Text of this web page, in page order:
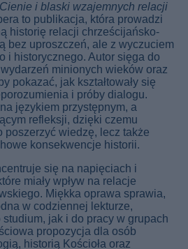
Cienie i blaski wzajemnych relacji
to publikacja, która prowadzi
historię relacji chrześcijańsko-
bez uproszczeń, ale z wyczuciem
i historycznego. Autor sięga do
minionych wieków oraz
pokazać, jak kształtowały się
i próby dialogu.
językiem przystępnym, a
refleksji, dzięki czemu
poszerzyć wiedzę, lecz także
konsekwencje historii.
się na napięciach i
miały wpływ na relacje
Miękka oprawa sprawia,
w codziennej lekturze,
jak i do pracy w grupach
propozycja dla osób
historią Kościoła oraz